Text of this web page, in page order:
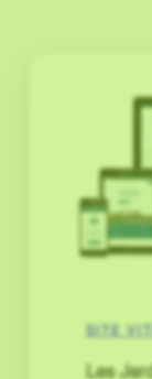
SITE
Les